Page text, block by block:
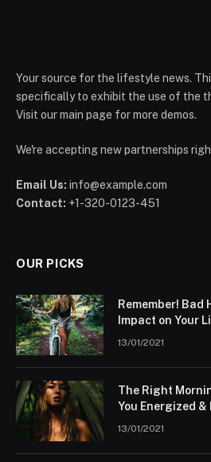
Your source for the lifestyle news.
specifically to exhibit the use of the
Visit our main page for more demos.
We're accepting new partnerships
Email Us: info@example.com
Contact: +1-320-0123-451
OUR PICKS
Remember! Bad
Impact on Your
13/01/2021
The Right
You Energized &
13/01/2021